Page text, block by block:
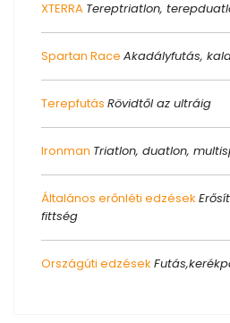
XTERRA Tereptriatlon,
Spartan Race Akadályfutás,
Terepfutás Rövidtől az ultráig
Ironman Triatlon, duatlon,
Általános erőnléti edzések
fittség
Országúti edzések